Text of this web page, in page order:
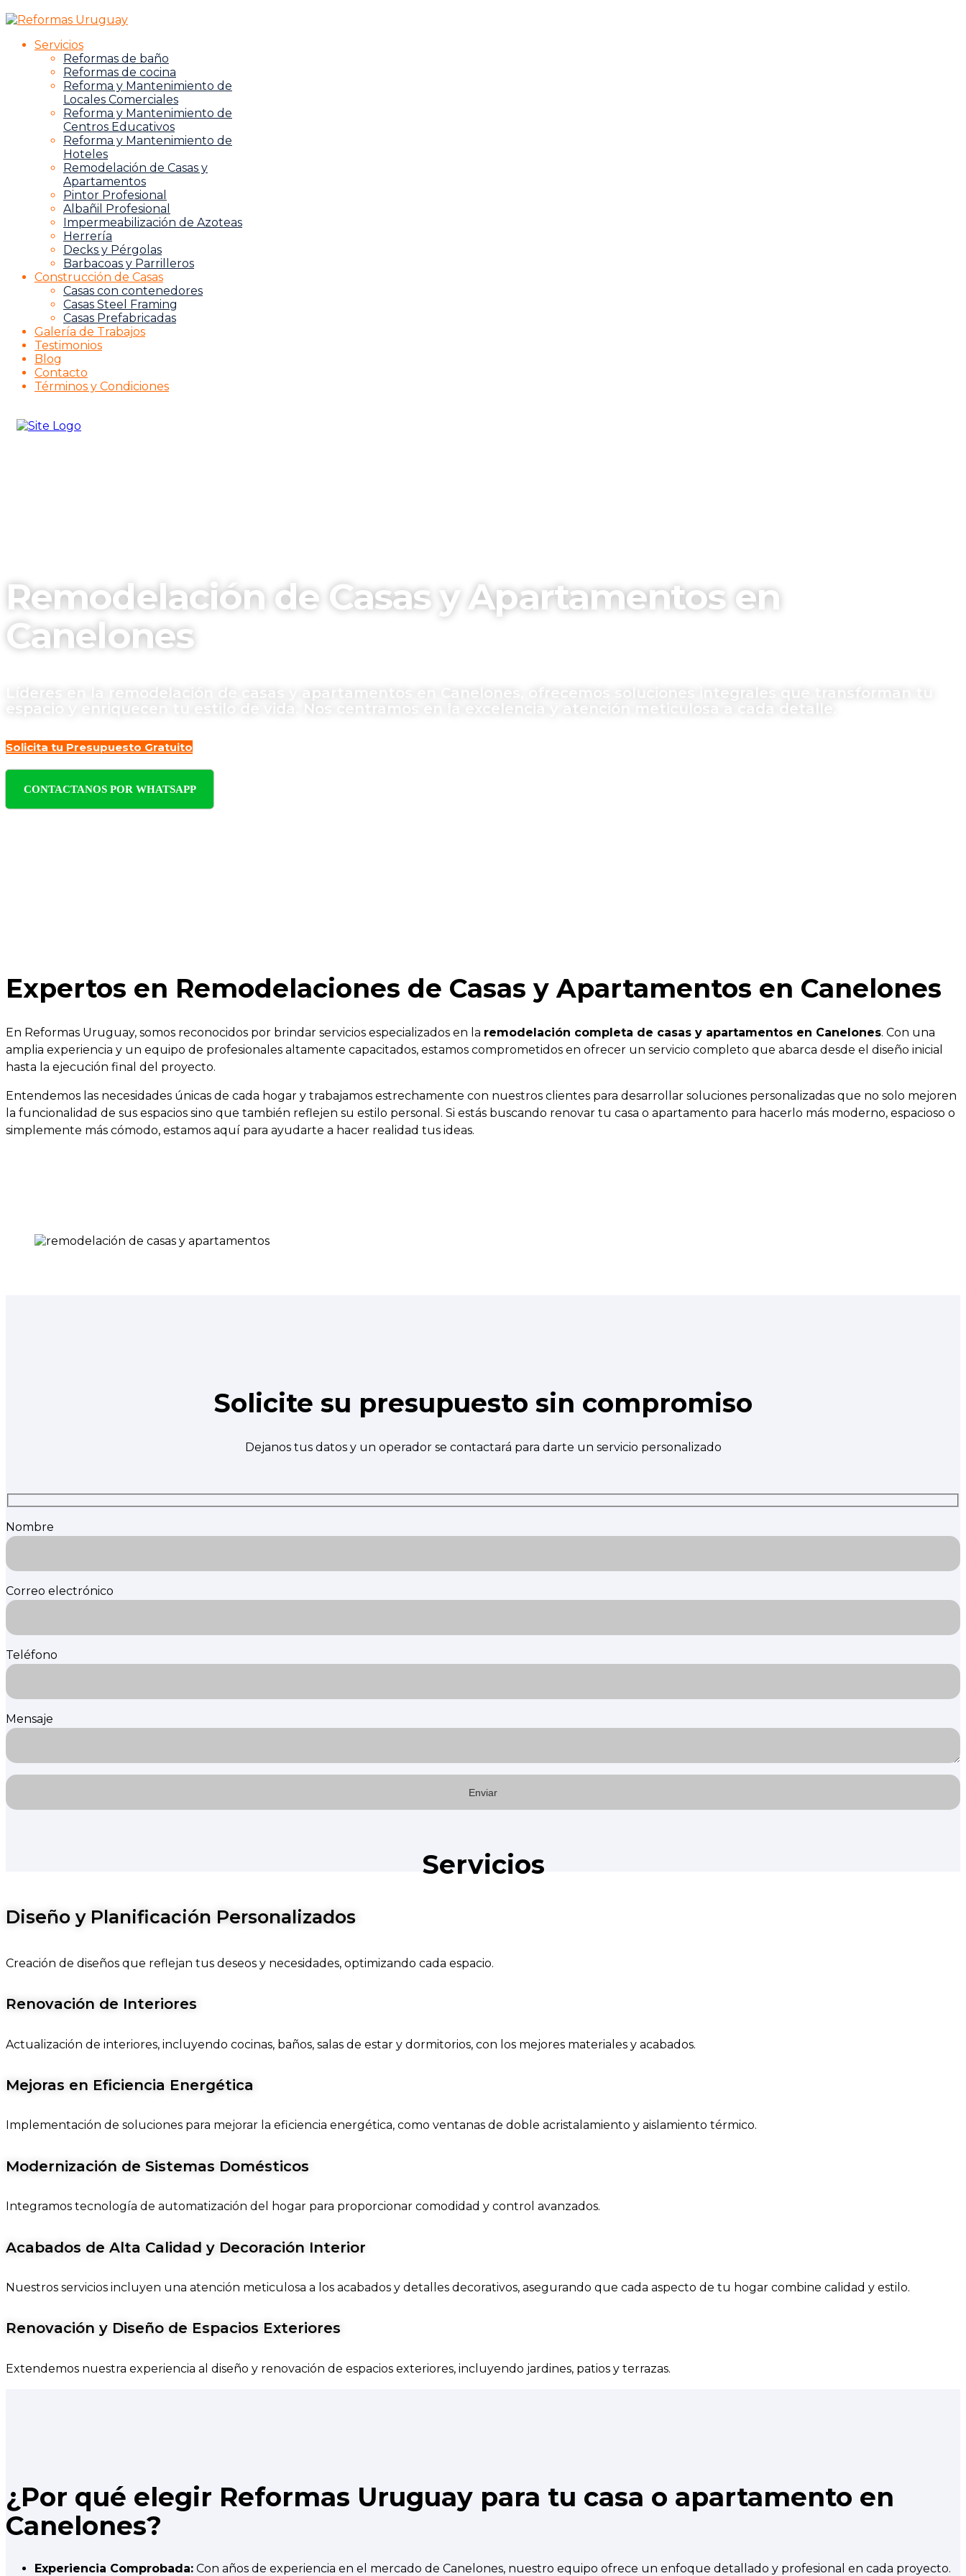
Servicios
Reformas de baño
Reformas de cocina
Reforma y Mantenimiento de
Locales Comerciales
Reforma y Mantenimiento de
Centros Educativos
Reforma y Mantenimiento de
Hoteles
Remodelación de Casas y
Apartamentos
Pintor Profesional
Albañil Profesional
Impermeabilización de Azoteas
Herrería
Decks y Pérgolas
Barbacoas y Parrilleros
Construcción de Casas
Casas con contenedores
Casas Steel Framing
Casas Prefabricadas
Galería de Trabajos
Testimonios
Blog
Contacto
Términos y Condiciones
Remodelación de Casas y Apartamentos en
Canelones
Líderes en la remodelación de casas y apartamentos en Canelones, ofrecemos soluciones integrales que transforman tu
espacio y enriquecen tu estilo de vida. Nos centramos en la excelencia y atención meticulosa a cada detalle.
Solicita tu Presupuesto Gratuito
CONTACTANOS POR WHATSAPP
Expertos en Remodelaciones de Casas y Apartamentos en Canelones
En Reformas Uruguay, somos reconocidos por brindar servicios especializados en la remodelación completa de casas y apartamentos en Canelones. Con una
amplia experiencia y un equipo de profesionales altamente capacitados, estamos comprometidos en ofrecer un servicio completo que abarca desde el diseño inicial
hasta la ejecución final del proyecto.
Entendemos las necesidades únicas de cada hogar y trabajamos estrechamente con nuestros clientes para desarrollar soluciones personalizadas que no solo mejoren
la funcionalidad de sus espacios sino que también reflejen su estilo personal. Si estás buscando renovar tu casa o apartamento para hacerlo más moderno, espacioso o
simplemente más cómodo, estamos aquí para ayudarte a hacer realidad tus ideas.
Solicite su presupuesto sin compromiso
Dejanos tus datos y un operador se contactará para darte un servicio personalizado
Nombre
Correo electrónico
Teléfono
Mensaje
Servicios
Diseño y Planificación Personalizados
Creación de diseños que reflejan tus deseos y necesidades, optimizando cada espacio.
Renovación de Interiores
Actualización de interiores, incluyendo cocinas, baños, salas de estar y dormitorios, con los mejores materiales y acabados.
Mejoras en Eficiencia Energética
Implementación de soluciones para mejorar la eficiencia energética, como ventanas de doble acristalamiento y aislamiento térmico.
Modernización de Sistemas Domésticos
Integramos tecnología de automatización del hogar para proporcionar comodidad y control avanzados.
Acabados de Alta Calidad y Decoración Interior
Nuestros servicios incluyen una atención meticulosa a los acabados y detalles decorativos, asegurando que cada aspecto de tu hogar combine calidad y estilo.
Renovación y Diseño de Espacios Exteriores
Extendemos nuestra experiencia al diseño y renovación de espacios exteriores, incluyendo jardines, patios y terrazas.
¿Por qué elegir Reformas Uruguay para tu casa o apartamento en
Canelones?
Experiencia Comprobada: Con años de experiencia en el mercado de Canelones, nuestro equipo ofrece un enfoque detallado y profesional en cada proyecto.